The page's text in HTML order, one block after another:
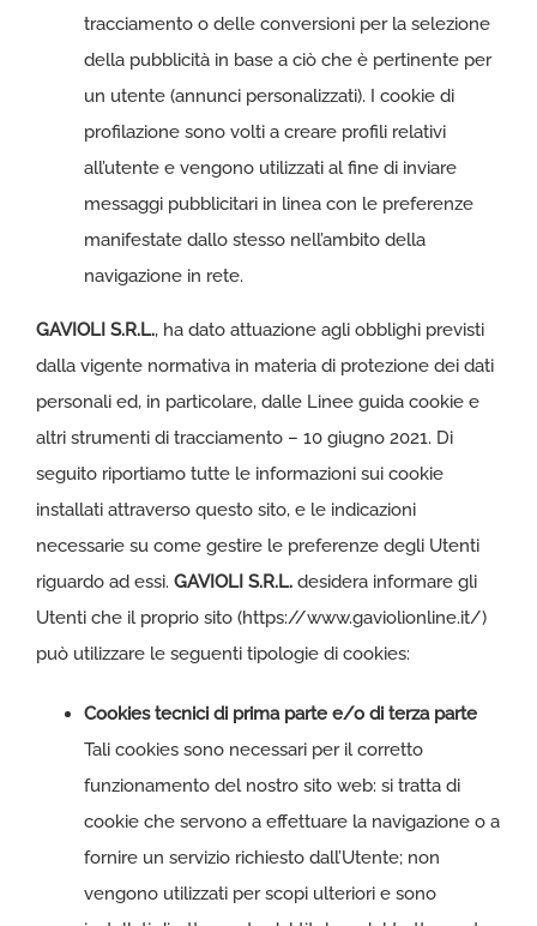
tracciamento o delle conversioni per la selezione
della pubblicità in base a ciò che è pertinente per
un utente (annunci personalizzati). I cookie di
profilazione sono volti a creare profili relativi
all’utente e vengono utilizzati al fine di inviare
messaggi pubblicitari in linea con le preferenze
manifestate dallo stesso nell’ambito della
navigazione in rete.
GAVIOLI S.R.L., ha dato attuazione agli obblighi previsti
dalla vigente normativa in materia di protezione dei dati
personali ed, in particolare, dalle Linee guida cookie e
altri strumenti di tracciamento – 10 giugno 2021. Di
seguito riportiamo tutte le informazioni sui cookie
installati attraverso questo sito, e le indicazioni
necessarie su come gestire le preferenze degli Utenti
riguardo ad essi. GAVIOLI S.R.L.desidera informare gli
Utenti che il proprio sito (https://www.gaviolionline.it/)
può utilizzare le seguenti tipologie di cookies:
Cookies tecnici di prima parte e/o di terza parte
Tali cookies sono necessari per il corretto
funzionamento del nostro sito web: si tratta di
cookie che servono a effettuare la navigazione o a
fornire un servizio richiesto dall’Utente; non
vengono utilizzati per scopi ulteriori e sono